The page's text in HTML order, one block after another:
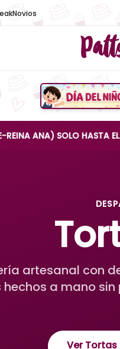
Novios
SOLO HASTA EL DÍA
artesanal con
a mano sin
Ver Tortas